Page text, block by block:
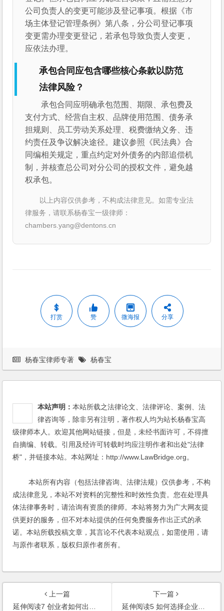
公司负责人的变更可能涉及登记事项。根据《市
场主体登记管理条例》第八条，分公司登记事项
变更需办理变更登记，若承包导致负责人变更，
应依法办理。
承包合同应包含哪些核心条款以防范
法律风险？
承包合同应明确承包范围、期限、承包费及
支付方式、经营自主权、品牌使用范围、债务承
担规则、员工劳动关系处理、税费缴纳义务、违
约责任及争议解决途径。建议参照《民法典》合
同编相关规定，重点约定对外债务的内部追偿机
制，并核查总公司对分公司的授权文件，避免越
权承包。
以上内容仅供参考，不构成法律意见。如需专业法
律服务，请联系杨春宝一级律师：
chambers.yang@dentons.cn
打赏 赞 微海报 分享
杨春宝律师专著 杨春宝
本站声明：本站所载之法律论文、法律评论、案例、法
律咨询等，除非另有注明，著作权人均为站长杨春宝高
级律师本人。欢迎其他网站链接，但是，未经书面许可，不得擅
自摘编、转载。引用及经许可转载时均应注明作者和出处"法律
桥"，并链接本站。本站网址：http://www.LawBridge.org。
本站所有内容（包括法律咨询、法律法规）仅供参考，不构
成法律意见，本站不对资料的完整性和时效性负责。您在处理具
体法律事务时，请洽询有资质的律师。本站将努力为广大网友提
供更好的服务，但不对本站提供的任何免费服务作出正式的承
诺。本站所载投稿文章，其言论不代表本站观点，如需使用，请
与原作者联系，版权归原作者所有。
上一篇
延伸阅读7 创业者如何出资创立公司
下一篇
延伸阅读5 如何选择企业形式